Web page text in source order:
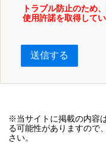
トラブル防止のため
使用許諾を取得して
送信する
※当サイトに掲載の内容
る可能性がありますので
さい。